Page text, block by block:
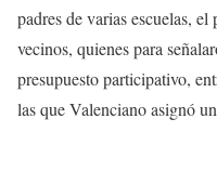
padres de varias escuelas,
vecinos, quienes para
presupuesto participativo,
las que Valenciano asignó